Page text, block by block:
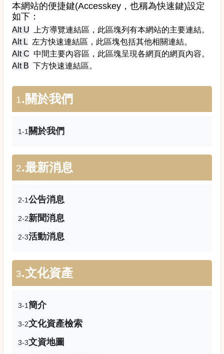
本網站的便捷鍵(Accesskey，也稱為快速鍵)設定
如下：
Alt U
上方導覽連結區，此區塊列有本網站的主要連結。
Alt L 左方快速連結區，此區塊包括其他相關連結。
Alt C 中間主要內容區，此區塊呈現各網頁的網頁內容。
Alt B 下方快速連結區。
1.關於我們
1-1 關於我們
2.最新消息
2-1公告消息
2-2新聞消息
2-3活動消息
3.文化資產
3-1簡介
3-2文化資產檢索
3-3文資地圖